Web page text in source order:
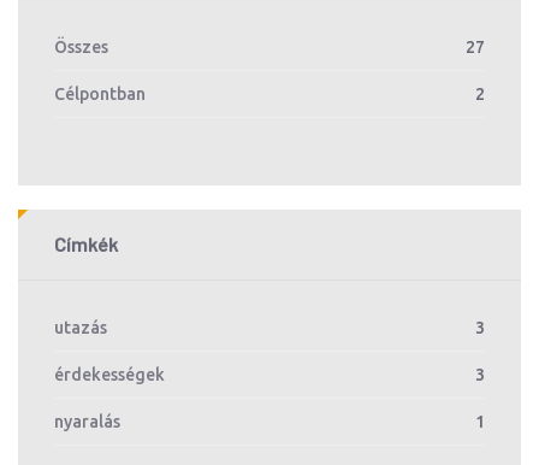
Összes 27
Célpontban 2
Címkék
utazás 3
érdekességek 3
nyaralás 1